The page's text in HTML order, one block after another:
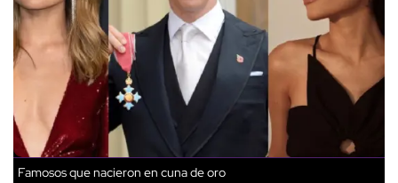
Famosos que nacieron en cuna de oro